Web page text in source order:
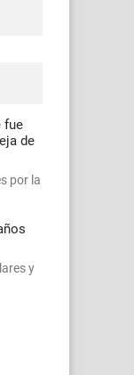
fue
de
por la
y